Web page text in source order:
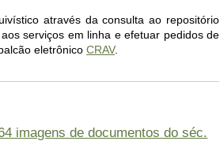
através da consulta ao repositório
serviços em linha e efetuar pedidos de
eletrônico CRAV.
imagens de documentos do séc.